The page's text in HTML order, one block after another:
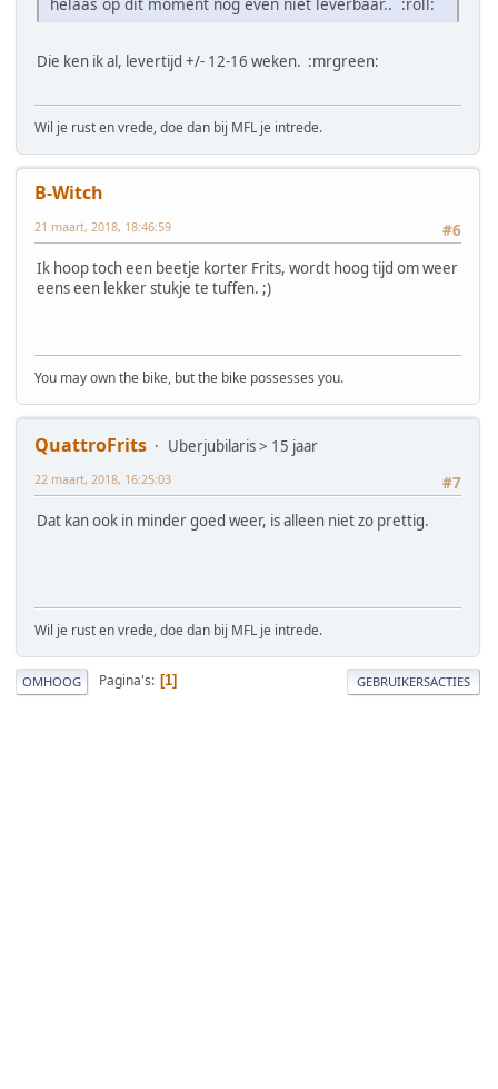
Die ken ik al, levertijd +/- 12-16 weken. :mrgreen:
Wil je rust en vrede, doe dan bij MFL je intrede.
B-Witch
#6
21 maart, 2018, 18:46:59
Ik hoop toch een beetje korter Frits, wordt hoog tijd om weer
eens een lekker stukje te tuffen. ;)
You may own the bike, but the bike possesses you.
QuattroFrits
Uberjubilaris > 15 jaar
#7
22 maart, 2018, 16:25:03
Dat kan ook in minder goed weer, is alleen niet zo prettig.
Wil je rust en vrede, doe dan bij MFL je intrede.
OMHOOG Pagina's 1 GEBRUIKERSACTIES